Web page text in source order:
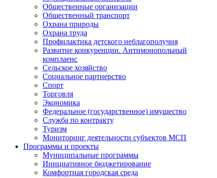
Общественные организации
Общественный транспорт
Охрана природы
Охрана труда
Профилактика детского неблагополучия
Развитие конкуренции. Антимонопольный
комплаенс
Сельское хозяйство
Социальное партнерство
Спорт
Торговля
Экономика
Федеральное (государственное) имущество
Служба по контракту
Туризм
Мониторинг деятельности субъектов МСП
Программы и проекты
Муниципальные программы
Инициативное бюджетирование
Комфортная городская среда